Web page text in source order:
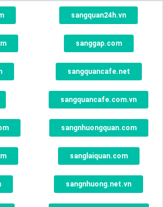
sangquan24h.vn
sanggap.com
sangquancafe.net
sangquancafe.com.vn
sangnhuongquan.com
sanglaiquan.com
sangnhuong.net.vn